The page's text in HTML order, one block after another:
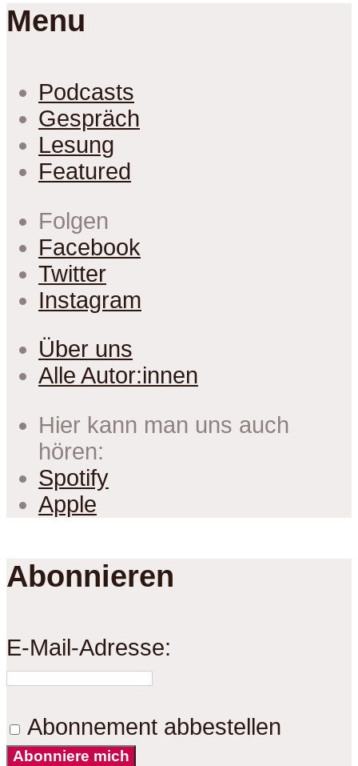
Menu
Podcasts
Gespräch
Lesung
Featured
Folgen
Facebook
Twitter
Instagram
Über uns
Alle Autor:innen
Hier kann man uns auch
hören:
Spotify
Apple
Abonnieren
E-Mail-Adresse:
Abonnement abbestellen
Abonniere mich